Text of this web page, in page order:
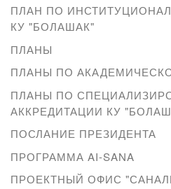
ПЛАН ПО
КУ "БОЛАШАК"
ПЛАНЫ
ПЛАНЫ ПО
ПЛАНЫ ПО
АККРЕДИТАЦИИ КУ
ПОСЛАНИЕ ПРЕЗИДЕНТА
ПРОГРАММА AI-SANA
ПРОЕКТНЫЙ ОФИС